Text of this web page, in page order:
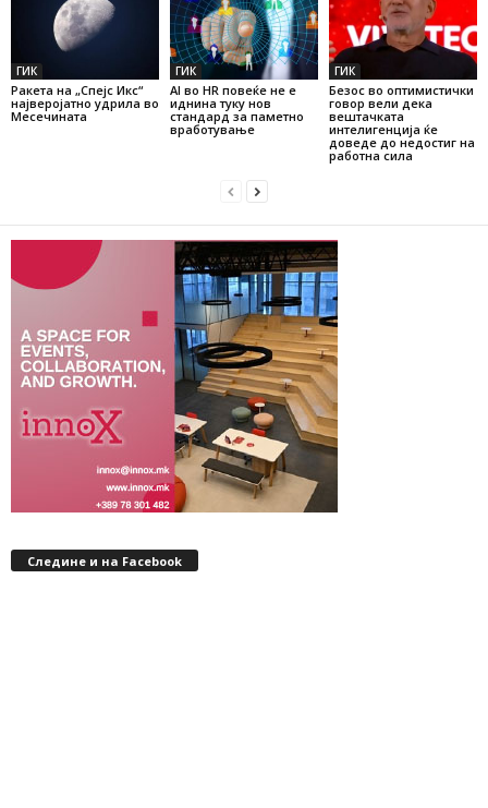
ГИК
Ракета на „Спејс Икс“
најверојатно удрила во
Месечината
ГИК
AI во HR повеќе не е
иднина туку нов
стандард за паметно
вработување
ГИК
Безос во оптимистички
говор вели дека
вештачката
интелигенција ќе
доведе до недостиг на
работна сила
Следине и на Facebook